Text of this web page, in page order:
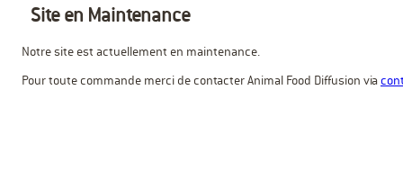
Site en Maintenance
Notre site est actuellement en maintenance.
Pour toute commande merci de contacter Animal Food Diffusion via